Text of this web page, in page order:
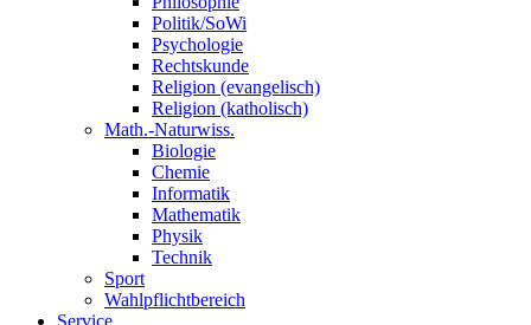
Politik/SoWi
Psychologie
Rechtskunde
Religion (evangelisch)
Religion (katholisch)
Math.-Naturwiss.
Biologie
Chemie
Informatik
Mathematik
Physik
Technik
Sport
Wahlpflichtbereich
Service